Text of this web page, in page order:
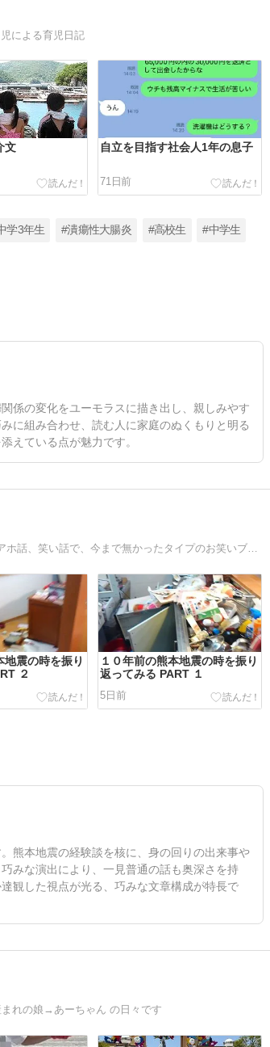
による育児日記
文 自立を目指す社会人1年の息子
71日前
学3年生 #潰瘍性大腸炎 #高校生 #中学生
係の変化をユーモラスに描き出し、親しみやす
に組み合わせ、読む人に家庭のぬくもりと明る
えている点が魅力です。
やがみ家の、お笑いブログへ、ようこそ！(;・∀・)うちの家族、その周りの人達のアホ話、笑い話で、今まで無かったタイプのお笑いブログだと思います(;・∀・)
地震の時を振り
２
１０年前の熊本地震の時を振り
返ってみる PART １
5日前
熊本地震の経験談を核に、身の回りの出来事や
みな演出により、一見普通の話も奥深さを持
観した視点が光る、巧みな文章構成が特長で
れの娘→あーちゃん の日々です